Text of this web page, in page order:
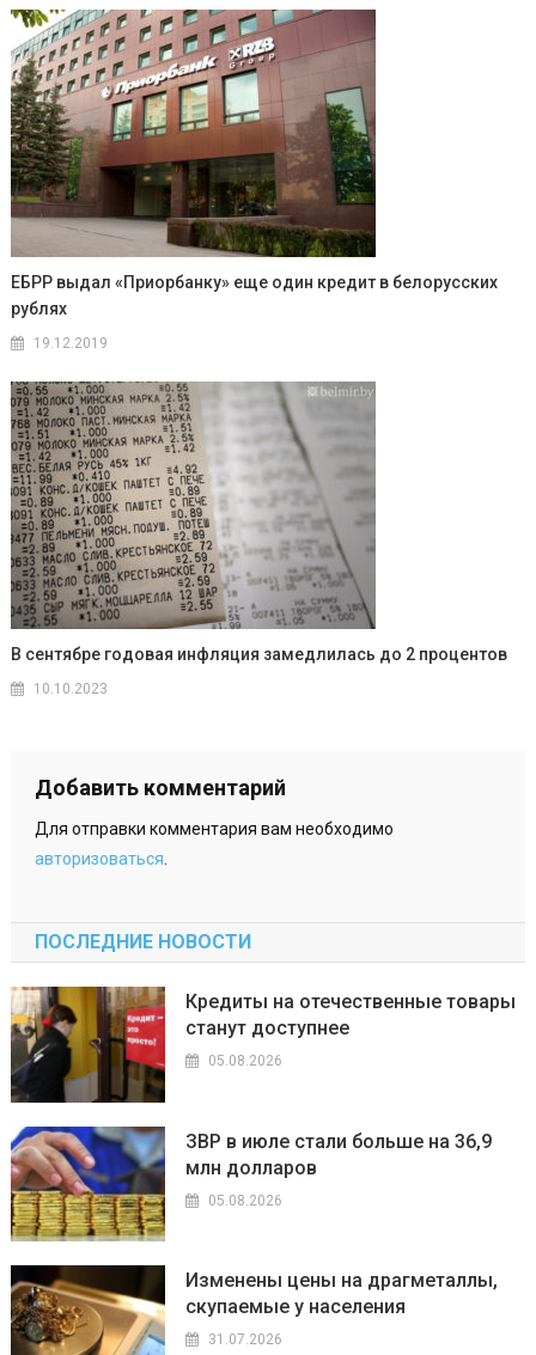
ЕБРР выдал «Приорбанку» еще один кредит в белорусских
рублях
19.12.2019
В сентябре годовая инфляция замедлилась до 2 процентов
10.10.2023
Добавить комментарий
Для отправки комментария вам необходимо
авторизоваться
ПОСЛЕДНИЕ НОВОСТИ
Кредиты на отечественные товары
станут доступнее
05.08.2026
ЗВР в июле стали больше на 36,9
млн долларов
05.08.2026
Изменены цены на драгметаллы,
скупаемые у населения
31.07.2026